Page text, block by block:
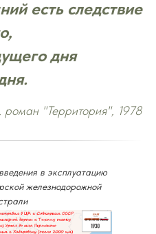
есть следствие
дня
"Территория", 1978
в эксплуатацию
железнодорожной